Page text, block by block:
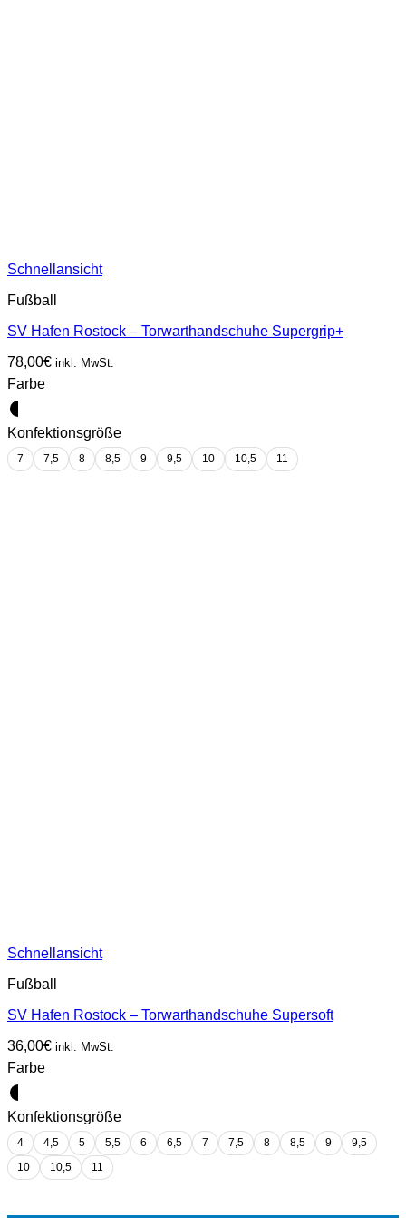
Schnellansicht
Fußball
SV Hafen Rostock – Torwarthandschuhe Supergrip+
78,00€ inkl. MwSt.
Farbe
Konfektionsgröße
7 7,5 8 8,5 9 9,5 10 10,5 11
Schnellansicht
Fußball
SV Hafen Rostock – Torwarthandschuhe Supersoft
36,00€ inkl. MwSt.
Farbe
Konfektionsgröße
4 4,5 5 5,5 6 6,5 7 7,5 8 8,5 9
9,5
10
10,5 11